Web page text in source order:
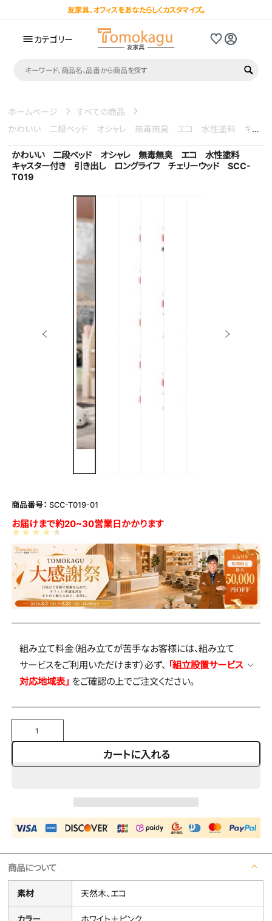
コンテンツにス友家具、オフィスをあなたらしくカスタマイズ。
カテゴリー
ホームページ
すべての商品
かわいい 二段ベッド オシャレ 無毒無臭 エコ 水性塗料 キャスター付き 引き出し ロングライフ チェリーウッド SCC-T019
かわいい 二段ベッド オシャレ 無毒無臭 エコ 水性塗料
キャスター付き 引き出し ロングライフ チェリーウッド SCC-
T019
商品の情報にスキッ
商品番号： SCC-T019-01
お届けまで約20~30営業日かかります
組み立て料金（組み立てが苦手なお客様には、組み立て
サービスをご利用いただけます）必ず、 「組立設置サービス
対応地域表」 をご確認の上でご注文ください。
量
カートに入れる
商品について
素材 天然木、エコ